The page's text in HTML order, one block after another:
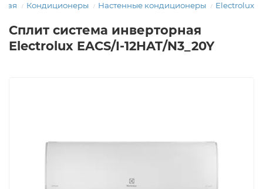
Кондиционеры Настенные кондиционеры Electrolux
Сплит система инверторная
Electrolux EACS/I-12HAT/N3_20Y